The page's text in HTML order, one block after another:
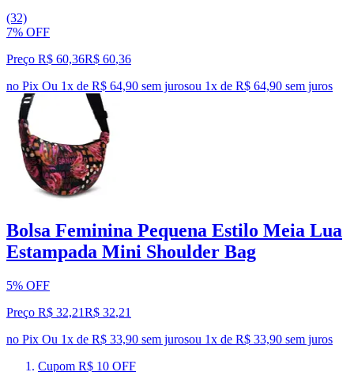
(32)
7% OFF
Preço R$ 60,36R$ 60,36
no Pix Ou 1x de R$ 64,90 sem jurosou 1x de R$ 64,90 sem juros
Bolsa Feminina Pequena Estilo Meia Lua
Estampada Mini Shoulder Bag
5% OFF
Preço R$ 32,21R$ 32,21
no Pix Ou 1x de R$ 33,90 sem jurosou 1x de R$ 33,90 sem juros
Cupom R$ 10 OFF